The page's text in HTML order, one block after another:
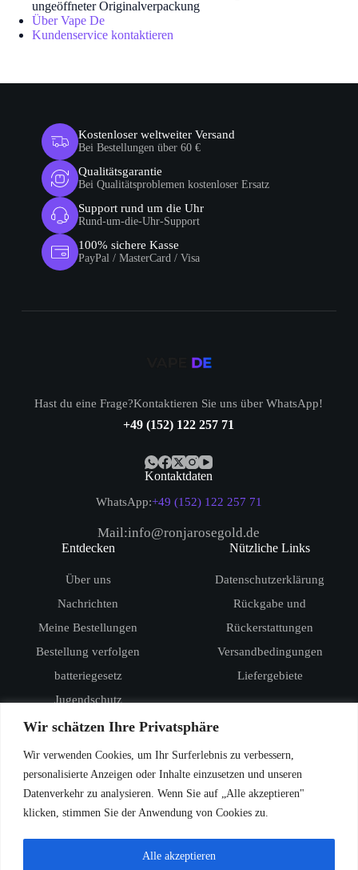
Wir schätzen Ihre Privatsphäre
Wir verwenden Cookies, um Ihr Surferlebnis zu verbessern,
personalisierte Anzeigen oder Inhalte einzusetzen und unseren
Datenverkehr zu analysieren. Wenn Sie auf „Alle akzeptieren"
klicken, stimmen Sie der Anwendung von Cookies zu.
Alle akzeptieren
ungeöffneter Originalverpackung
Über Vape De
Kundenservice kontaktieren
Kostenloser weltweiter Versand
Bei Bestellungen über 60 €
Qualitätsgarantie
Bei Qualitätsproblemen kostenloser Ersatz
Support rund um die Uhr
Rund-um-die-Uhr-Support
100% sichere Kasse
PayPal / MasterCard / Visa
Hast du eine Frage?Kontaktieren Sie uns über WhatsApp!
+49 (152) 122 257 71
Kontaktdaten
WhatsApp:+49 (152) 122 257 71
Mail:info@ronjarosegold.de
Entdecken
Über uns
Nachrichten
Meine Bestellungen
Bestellung verfolgen
batteriegesetz
Jugendschutz
Nützliche Links
Datenschutzerklärung
Rückgabe und
Rückerstattungen
Versandbedingungen
Liefergebiete
RandM Digital Box 12000
RandM Tornado 15000
Vozol Star 20000
Vozol Star 40000